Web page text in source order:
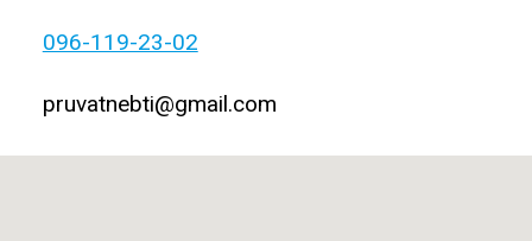
096-119-23-02
pruvatnebti@gmail.com